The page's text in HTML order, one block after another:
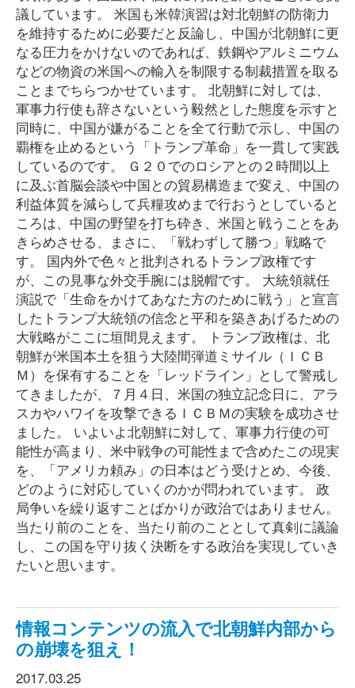
議しています。 米国も米韓演習は対北朝鮮の防衛力
を維持するために必要だと反論し、中国が北朝鮮に更
なる圧力をかけないのであれば、鉄鋼やアルミニウム
などの物資の米国への輸入を制限する制裁措置を取る
ことまでちらつかせています。 北朝鮮に対しては、
軍事力行使も辞さないという毅然とした態度を示すと
同時に、中国が嫌がることを全て行動で示し、中国の
覇権を止めるという「トランプ革命」を一貫して実践
しているのです。 Ｇ２０でのロシアとの２時間以上
に及ぶ首脳会談や中国との貿易構造まで変え、中国の
利益体質を減らして兵糧攻めまで行おうとしていると
ころは、中国の野望を打ち砕き、米国と戦うことをあ
きらめさせる、まさに、「戦わずして勝つ」戦略で
す。 国内外で色々と批判されるトランプ政権です
が、この見事な外交手腕には脱帽です。 大統領就任
演説で「生命をかけてあなた方のために戦う」と宣言
したトランプ大統領の信念と平和を築きあげるための
大戦略がここに垣間見えます。 トランプ政権は、北
朝鮮が米国本土を狙う大陸間弾道ミサイル（ＩＣＢ
Ｍ）を保有することを「レッドライン」として警戒し
てきましたが、７月４日、米国の独立記念日に、アラ
スカやハワイを攻撃できるＩＣＢＭの実験を成功させ
ました。 いよいよ北朝鮮に対して、軍事力行使の可
能性が高まり、米中戦争の可能性まで含めたこの現実
を、「アメリカ頼み」の日本はどう受けとめ、今後、
どのように対応していくのかが問われています。 政
局争いを繰り返すことばかりが政治ではありません。
当たり前のことを、当たり前のこととして真剣に議論
し、この国を守り抜く決断をする政治を実現していき
たいと思います。
情報コンテンツの流入で北朝鮮内部から
の崩壊を狙え！
2017.03.25